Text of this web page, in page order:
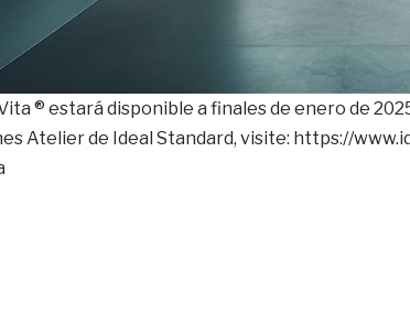
® estará disponible a finales de enero de
Atelier de Ideal Standard, visite: https://